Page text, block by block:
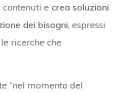
e crea soluzioni
dei bisogni, espressi
ricerche che
“nel momento del